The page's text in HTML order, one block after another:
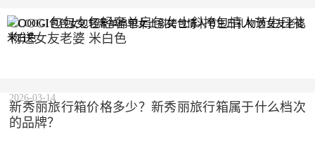
COOGI包包女包轻奢单肩包女士斜挎包情人节生日礼
物送女友老婆 米白色
新秀丽旅行箱价格多少？新秀丽旅行箱属于什么档次
的品牌？
2026-03-14